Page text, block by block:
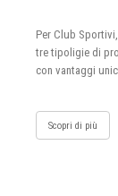
Per Club
tre tipoligie di
con vantaggi
Scopri di più